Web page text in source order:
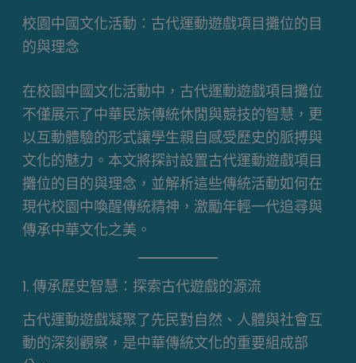
校園中國文化活動：古代運動遊戲項目攤位的目
的與理念
在校園中國文化活動中，古代運動遊戲項目攤位
不僅展示了中華民族傳統休閒與競技的智慧，更
以互動體驗的形式讓學生親自感受歷史的脈搏與
文化的魅力。本文將探討設置古代運動遊戲項目
攤位的目的與理念，並解析這些傳統活動如何在
現代校園中喚醒傳統精神，激勵年輕一代追尋與
傳承中華文化之美。
1. 傳承歷史智慧：探索古代遊戲的源流
古代運動遊戲凝聚了先民對自然、人體與社會互
動的深刻觀察，是中華傳統文化的重要組成部